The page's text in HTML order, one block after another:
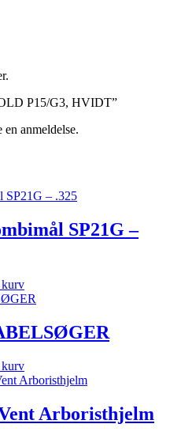
P15/G3, HVIDT”
anmeldelse.
SP21G –
Arboristhjelm